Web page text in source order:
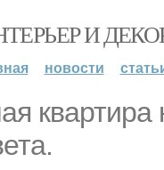
И
новости
квaртирa